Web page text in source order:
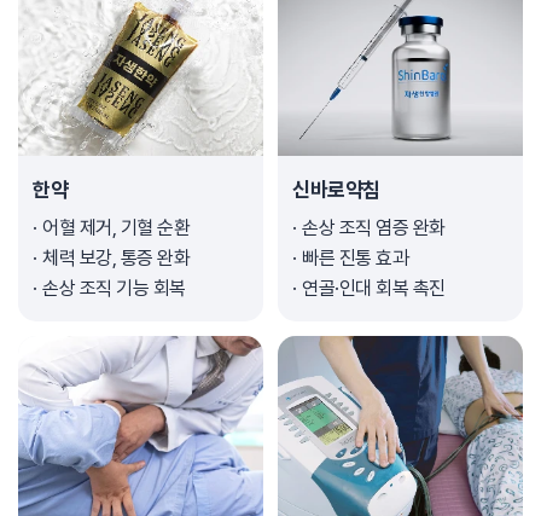
한약
어혈 제거, 기혈 순환
체력 보강, 통증 완화
손상 조직 기능 회복
신바로약침
손상 조직 염증 완화
빠른 진통 효과
연골·인대 회복 촉진